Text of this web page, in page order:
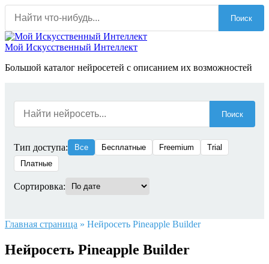
Перейти
содержанию
Поиск
Мой Искусственный Интеллект
Большой каталог нейросетей с описанием их возможностей
Поиск
Тип доступа: Все Бесплатные Freemium
Trial
Платные
Сортировка:
Главная страница » Нейросеть Pineapple Builder
Нейросеть Pineapple Builder